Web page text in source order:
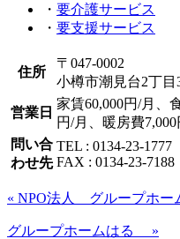
・ 要介護サービス
・ 要支援サービス
住所
〒047-0002
小樽市潮見台2丁目
営業日
家賃60,000円/月、
円/月、暖房費
問い合
わせ先
TEL : 0134-23-1777
FAX : 0134-23-7188
« NPO法人 グループホ
グループホームはる »